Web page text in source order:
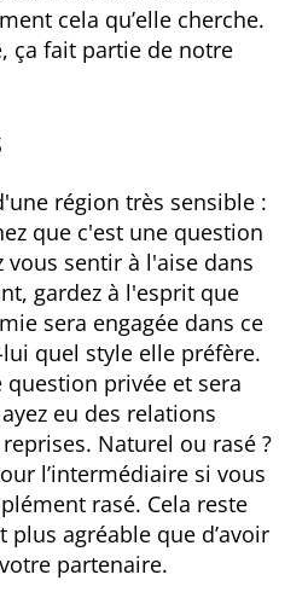
cela qu’elle cherche.
ça fait partie de notre
région très sensible :
que c'est une question
vous sentir à l'aise dans
gardez à l'esprit que
sera engagée dans ce
quel style elle préfère.
privée et sera
eu des relations
Naturel ou rasé ?
l’intermédiaire si vous
rasé. Cela reste
agréable que d’avoir
partenaire.